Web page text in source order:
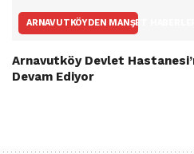
ARNAVUTKÖYDEN MANŞET HABERLER
Arnavutköy Devlet
Devam Ediyor